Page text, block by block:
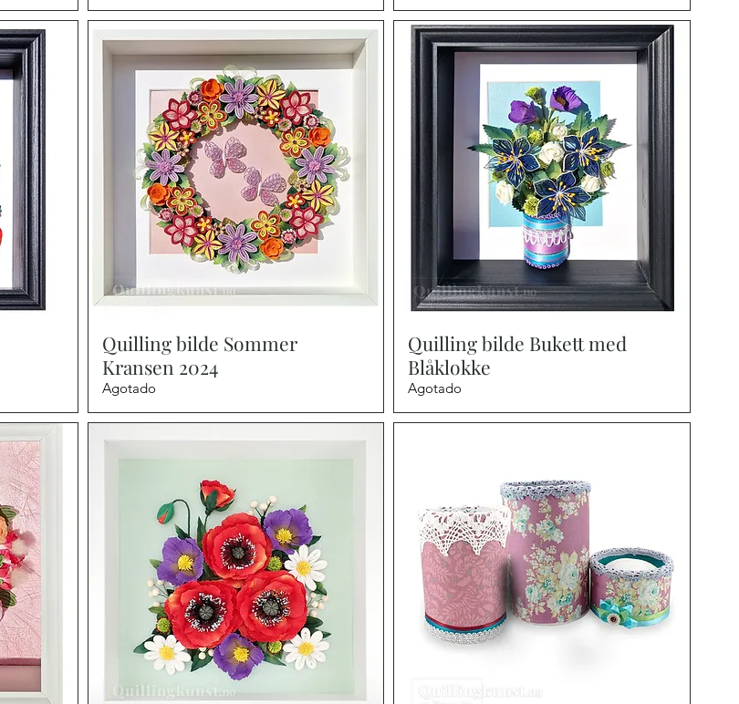
Vista rápida
Quilling bilde Sommer
Kransen 2024
Agotado
Vista rápida
Quilling bilde Bukett med
Blåklokke
Agotado